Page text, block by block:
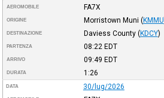
AEROMOBILE FA7X
ORIGINE Morristown Muni (KMMU
DESTINAZIONE Daviess County (KDCY)
PARTENZA 08:22 EDT
ARRIVO 09:49 EDT
DURATA 1:26
DATA 30/lug/2026